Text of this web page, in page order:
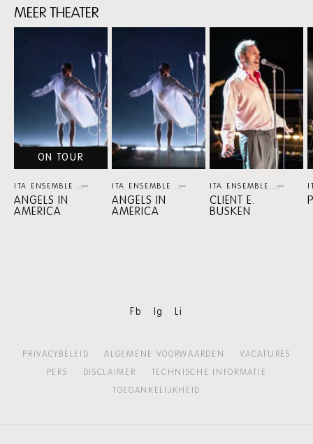
MEER THEATER
Skip
THEATER
ON TOUR
ITA ENSEMBLE THEATER
ANGELS IN
AMERICA
ITA ENSEMBLE THEATER
ANGELS IN
AMERICA
ITA ENSEMBLE
CLIËNT E.
BUSKEN
Fb Ig Li
PRIVACYBELEID ALGEMENE VOORWAARDEN
VACATURES
PERS
DISCLAIMER
TECHNISCHE INFORMATIE
TOEGANKELIJKHEID